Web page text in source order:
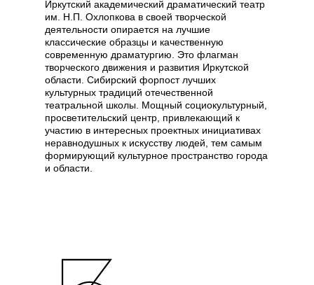
Иркутский академический драматический театр
им. Н.П. Охлопкова в своей творческой
деятельности опирается на лучшие
классические образцы и качественную
современную драматургию. Это флагман
творческого движения и развития Иркутской
области. Сибирский форпост лучших
культурных традиций отечественной
театральной школы. Мощный социокультурный,
просветительский центр, привлекающий к
участию в интересных проектных инициативах
неравнодушных к искусству людей, тем самым
формирующий культурное пространство города
и области.